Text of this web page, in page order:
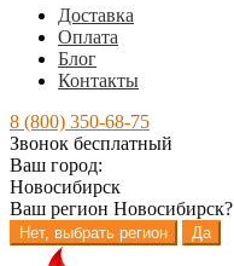
Доставка
Оплата
Блог
Контакты
8 (800) 350-68-75
Звонок бесплатный
Ваш город:
Новосибирск
Ваш регион Новосибирск?
Нет, выбрать регион Да
Перейти
Перейти